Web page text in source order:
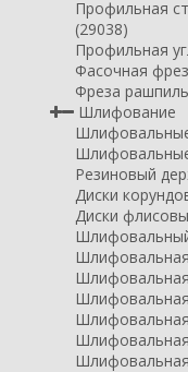
Профильная
(29038)
Профильная
Фасочная
Фреза
Шлифование
Резиновый
Диски
Диски
Шлифовальная